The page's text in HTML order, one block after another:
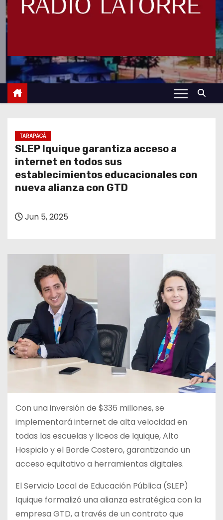
TARAPACÁ
SLEP Iquique garantiza acceso a
internet en todos sus
establecimientos educacionales con
nueva alianza con GTD
Jun 5, 2025
Con una inversión de $336 millones, se
implementará internet de alta velocidad en
todas las escuelas y liceos de Iquique, Alto
Hospicio y el Borde Costero, garantizando un
acceso equitativo a herramientas digitales.
El Servicio Local de Educación Pública (SLEP)
Iquique formalizó una alianza estratégica con la
empresa GTD, a través de un contrato que